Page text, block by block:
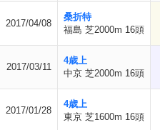
2017/04/08
桑折特
福島 芝2000m 16頭
2017/03/11
4歳上
中京 芝2000m 16頭
2017/01/28
4歳上
東京 芝1600m 16頭